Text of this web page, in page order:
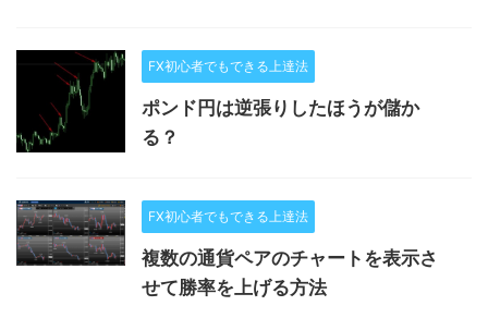
FX初心者でもできる上達法
ポンド円は逆張りしたほうが儲か
る？
FX初心者でもできる上達法
複数の通貨ペアのチャートを表示さ
せて勝率を上げる方法